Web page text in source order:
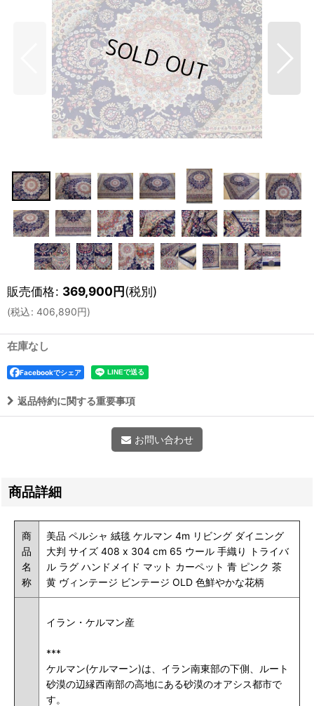
販売価格: 369,900円(税別)
(税込: 406,890円)
在庫なし
Facebookでシェア
返品特約に関する重要事項
お問い合わせ
商品詳細
商
品
名
称
美品 ペルシャ 絨毯 ケルマン 4m リビング ダイニング
大判 サイズ 408 x 304 cm 65 ウール 手織り トライバ
ル ラグ ハンドメイド マット カーペット 青 ピンク 茶
黄 ヴィンテージ ビンテージ OLD 色鮮やかな花柄
イラン・ケルマン産
***
ケルマン(ケルマーン)は、イラン南東部の下側、ルート
砂漠の辺縁西南部の高地にある砂漠のオアシス都市で
す。